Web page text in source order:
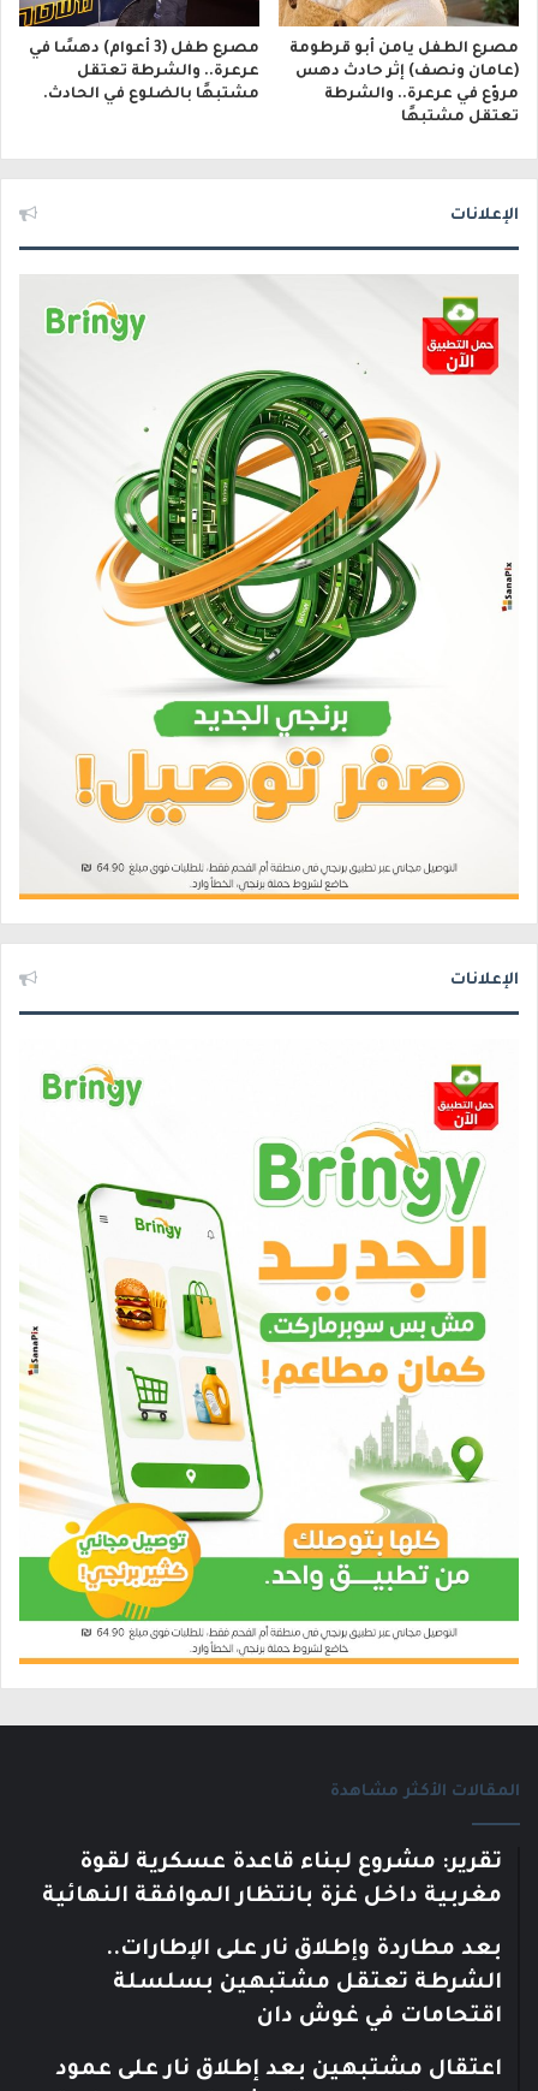
مصرع الطفل يامن أبو قرطومة
(عامان ونصف) إثر حادث دهس
مروّع في عرعرة.. والشرطة
تعتقل مشتبهًا
مصرع طفل (3 أعوام) دهسًا في
عرعرة.. والشرطة تعتقل
مشتبهًا بالضلوع في الحادث.
الإعلانات
الإعلانات
المقالات الأكثر مشاهدة
تقرير: مشروع لبناء قاعدة عسكرية لقوة
مغربية داخل غزة بانتظار الموافقة النهائية
بعد مطاردة وإطلاق نار على الإطارات..
الشرطة تعتقل مشتبهين بسلسلة
اقتحامات في غوش دان
اعتقال مشتبهين بعد إطلاق نار على عمود